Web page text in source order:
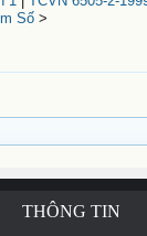
Số>
THÔNG TIN